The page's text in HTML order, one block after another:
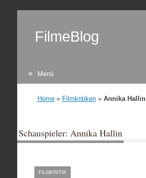
FilmeBlog
Menü
Home» Filmkritiken» Annika Hallin
Schauspieler: Annika Hallin
FILMKRITIK